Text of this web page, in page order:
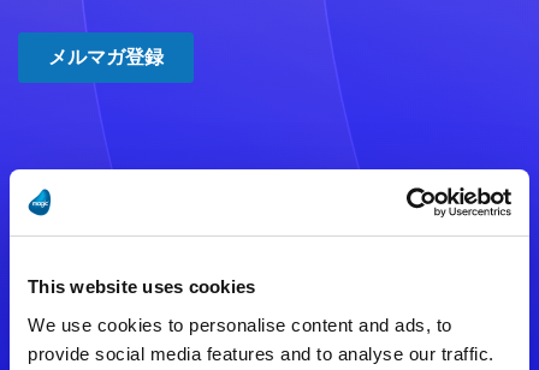
This website uses cookies
We use cookies to personalise content and ads, to
provide social media features and to analyse our traffic.
注意事項
ある可能性があります。